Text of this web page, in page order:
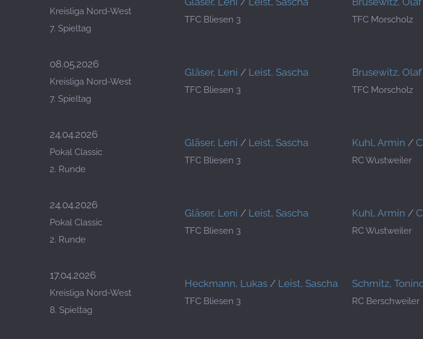
Kreisliga Nord-West
7. Spieltag
TFC Bliesen 3 TFC Morscholz
08.05.2026
Kreisliga Nord-West
7. Spieltag
Gläser, Leni / Leist, Sascha
TFC Bliesen 3
Brusewitz, Olaf
TFC Morscholz
24.04.2026
Pokal Classic
2. Runde
Gläser, Leni / Leist, Sascha
TFC Bliesen 3
Kuhl, Armin /
RC Wustweiler
24.04.2026
Pokal Classic
2. Runde
Gläser, Leni / Leist, Sascha
TFC Bliesen 3
Kuhl, Armin /
RC Wustweiler
17.04.2026
Kreisliga Nord-West
8. Spieltag
Heckmann, Lukas / Leist, Sascha
TFC Bliesen 3
Schmitz,
RC Berschweiler